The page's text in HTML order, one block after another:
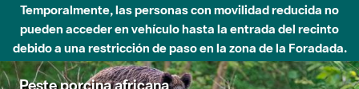
Temporalmente, las personas con movilidad reducida no
pueden acceder en vehículo hasta la entrada del recinto
debido a una restricción de paso en la zona de la Foradada.
Peste porcina africana